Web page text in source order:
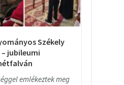
Székely
jubileumi
emlékeztek meg